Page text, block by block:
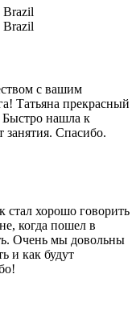
Brazil
Brazil
с вашим
Татьяна прекрасный
Быстро нашла к
занятия. Спасибо.
стал хорошо говорить
когда пошел в
Очень мы довольны
и как будут